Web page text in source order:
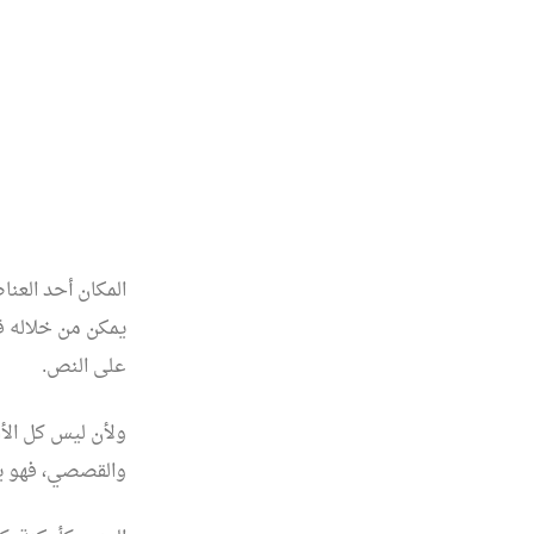
المكان أحد
يمكن من خلاله
على النص.
ولأن ليس كل
والقصصي، فهو